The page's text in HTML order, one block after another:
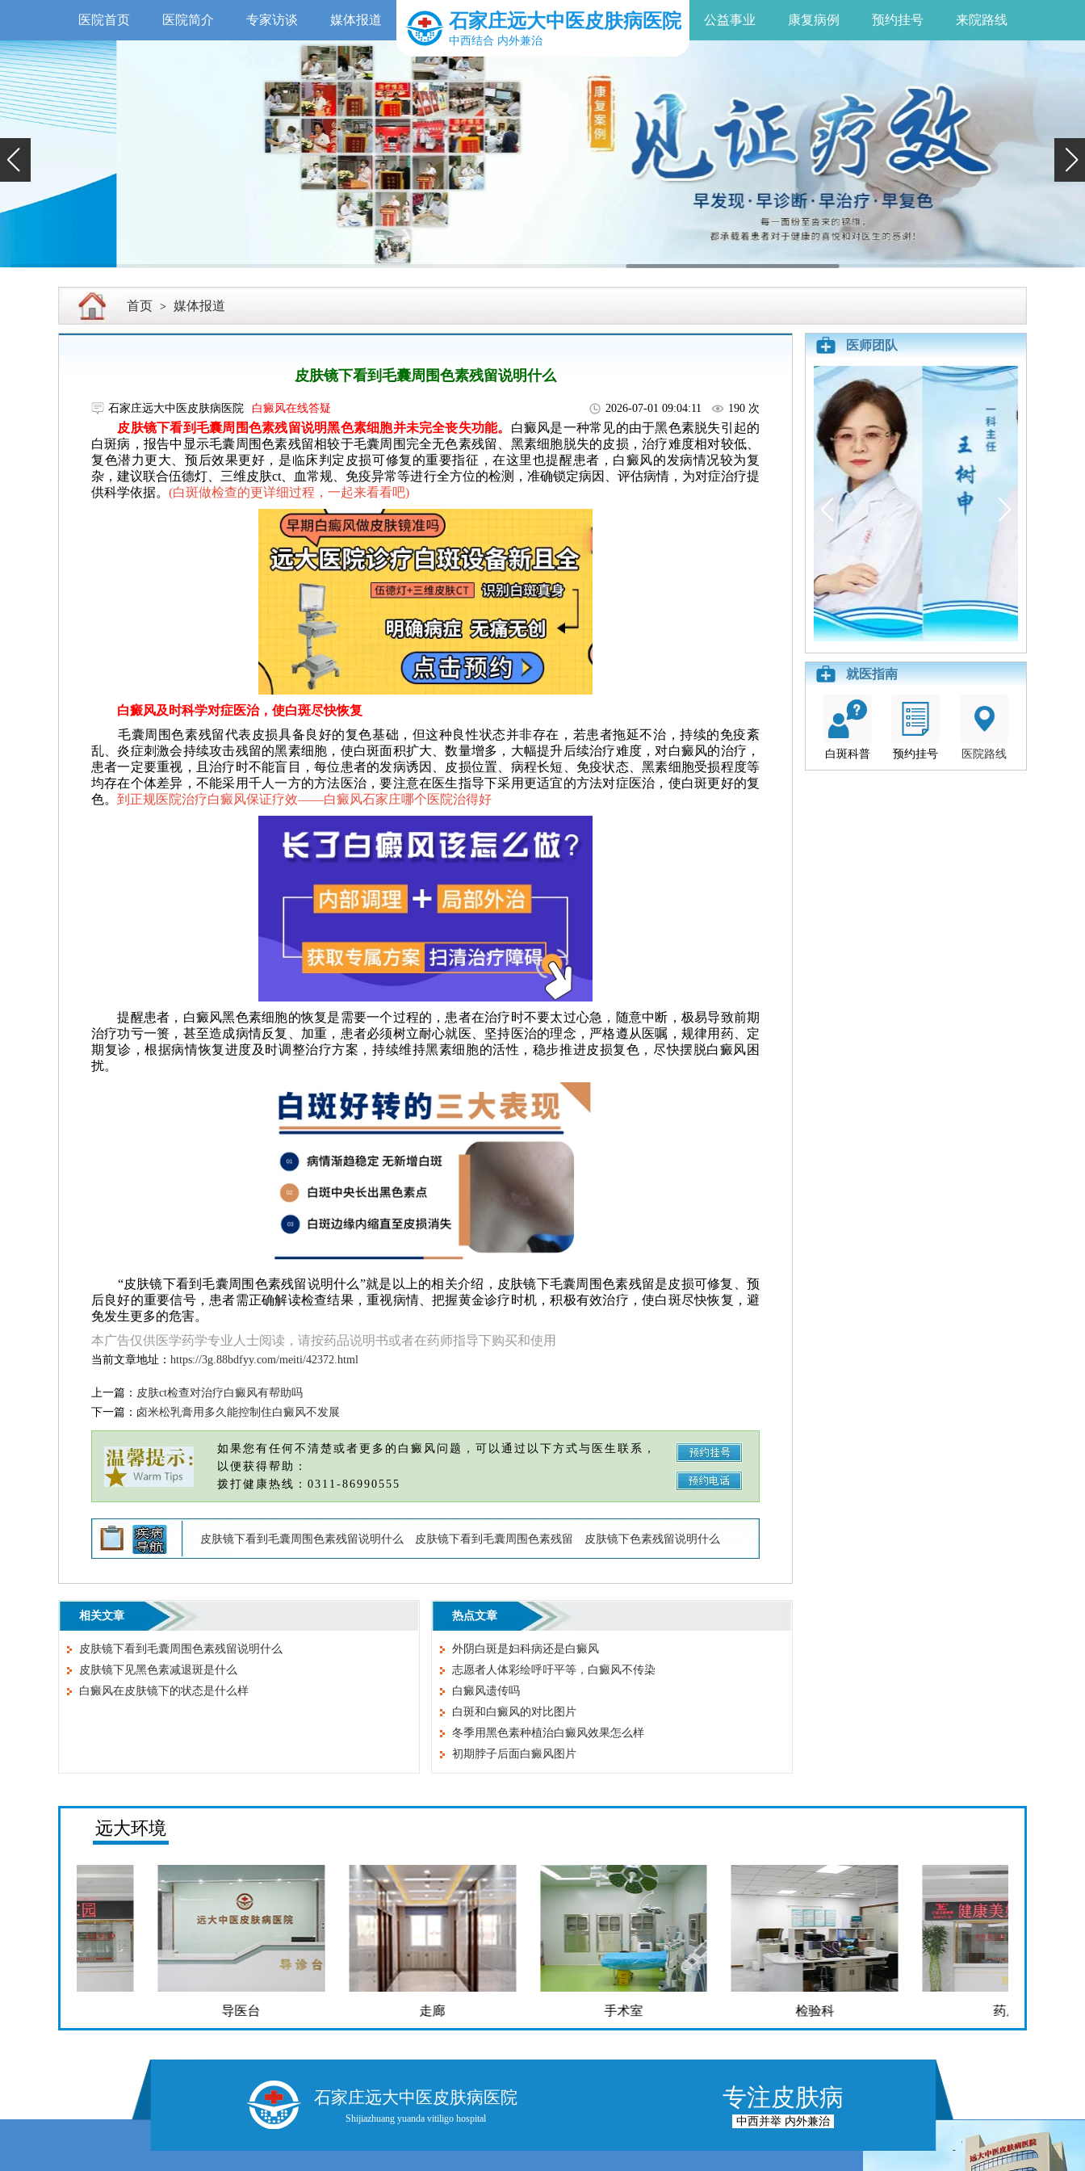
医院首页 医院简介 专家访谈 媒体报道 石家庄远大中医皮肤病医院
中西结合 内外兼治
公益事业 康复病例 预约挂号 来院路线
首页 > 媒体报道
皮肤镜下看到毛囊周围色素残留说明什么
石家庄远大中医皮肤病医院 白癜风在线答疑 2026-07-01 09:04:11 190 次
皮肤镜下看到毛囊周围色素残留说明黑色素细胞并未完全丧失功能。 白癜风是一种常见的由于黑色素脱失引起的
白斑病，报告中显示毛囊周围色素残留相较于毛囊周围完全无色素残留、黑素细胞脱失的皮损，治疗难度相对较低、
复色潜力更大、预后效果更好，是临床判定皮损可修复的重要指征，在这里也提醒患者，白癜风的发病情况较为复
杂，建议联合伍德灯、三维皮肤ct、血常规、免疫异常等进行全方位的检测，准确锁定病因、评估病情，为对症治疗提
供科学依据。 (白斑做检查的更详细过程，一起来看看吧)
白癜风及时科学对症医治，使白斑尽快恢复
毛囊周围色素残留代表皮损具备良好的复色基础，但这种良性状态并非存在，若患者拖延不治，持续的免疫紊
乱、炎症刺激会持续攻击残留的黑素细胞，使白斑面积扩大、数量增多，大幅提升后续治疗难度，对白癜风的治疗，
患者一定要重视，且治疗时不能盲目，每位患者的发病诱因、皮损位置、病程长短、免疫状态、黑素细胞受损程度等
均存在个体差异，不能采用千人一方的方法医治，要注意在医生指导下采用更适宜的方法对症医治，使白斑更好的复
色。 到正规医院治疗白癜风保证疗效——白癜风石家庄哪个医院治得好
提醒患者，白癜风黑色素细胞的恢复是需要一个过程的，患者在治疗时不要太过心急，随意中断，极易导致前期
治疗功亏一篑，甚至造成病情反复、加重，患者必须树立耐心就医、坚持医治的理念，严格遵从医嘱，规律用药、定
期复诊，根据病情恢复进度及时调整治疗方案，持续维持黑素细胞的活性，稳步推进皮损复色，尽快摆脱白癜风困
扰。
“皮肤镜下看到毛囊周围色素残留说明什么”就是以上的相关介绍，皮肤镜下毛囊周围色素残留是皮损可修复、预
后良好的重要信号，患者需正确解读检查结果，重视病情、把握黄金诊疗时机，积极有效治疗，使白斑尽快恢复，避
免发生更多的危害。
本广告仅供医学药学专业人士阅读，请按药品说明书或者在药师指导下购买和使用
当前文章地址： https://3g.88bdfyy.com/meiti/42372.html
上一篇： 皮肤ct检查对治疗白癜风有帮助吗
下一篇： 卤米松乳膏用多久能控制住白癜风不发展
如果您有任何不清楚或者更多的白癜风问题，可以通过以下方式与医生联系，
以便获得帮助：
拨打健康热线：0311-86990555
皮肤镜下看到毛囊周围色素残留说明什么 皮肤镜下看到毛囊周围色素残留 皮肤镜下色素残留说明什么
相关文章
皮肤镜下看到毛囊周围色素残留说明什么
皮肤镜下见黑色素减退斑是什么
白癜风在皮肤镜下的状态是什么样
热点文章
外阴白斑是妇科病还是白癜风
志愿者人体彩绘呼吁平等，白癜风不传染
白癜风遗传吗
白斑和白癜风的对比图片
冬季用黑色素种植治白癜风效果怎么样
初期脖子后面白癜风图片
医师团队
就医指南
白斑科普 预约挂号 医院路线
远大环境
石家庄远大中医皮肤病医院
Shijiazhuang yuanda vitiligo hospital
专注皮肤病
中西并举 内外兼治